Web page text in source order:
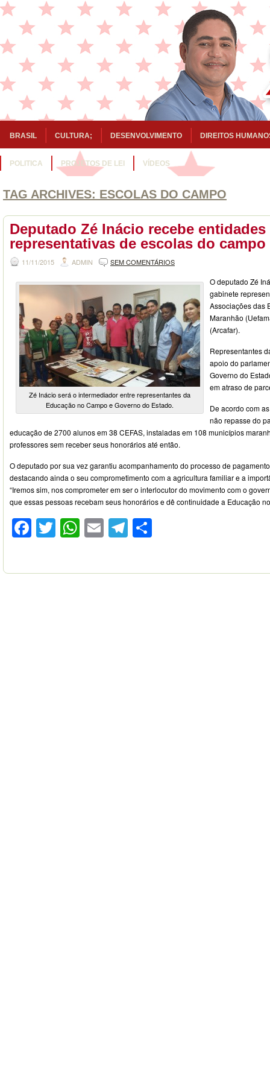
BRASIL CULTURA; DESENVOLVIMENTO DIREITOS
POLITICA PROJETOS DE LEI VÍDEOS
TAG ARCHIVES: ESCOLAS DO CAMPO
Deputado Zé Inácio recebe entidades
representativas de escolas do campo
11/11/2015 ADMIN SEM COMENTÁRIOS
Zé Inácio será o intermediador entre representantes da
Educação no Campo e Governo do Estado.
O deputado Zé
gabinete
Associações das
Maranhão
(Arcafar).
Representantes
apoio do
Governo do
em atraso de
De acordo com
não repasse do
educação de 2700 alunos em 38 CEFAS, instaladas em 108 municípios
professores sem receber seus honorários até então.
O deputado por sua vez garantiu acompanhamento do processo de
destacando ainda o seu comprometimento com a agricultura familiar e a
“Iremos sim, nos comprometer em ser o interlocutor do movimento com o
que essas pessoas recebam seus honorários e dê continuidade a Educação
Facebook
Twitter
WhatsApp
EmailTelegram